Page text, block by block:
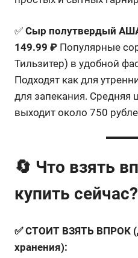
✅ Сыр полутвердый
149.99 ₽ Популярные
Тильзитер) в удобной
Подходят как для
для запекания. Средняя
выходит около 750
🔄 Что взять
купить сейчас?
✅ СТОИТ ВЗЯТЬ ВПРОК
хранения):